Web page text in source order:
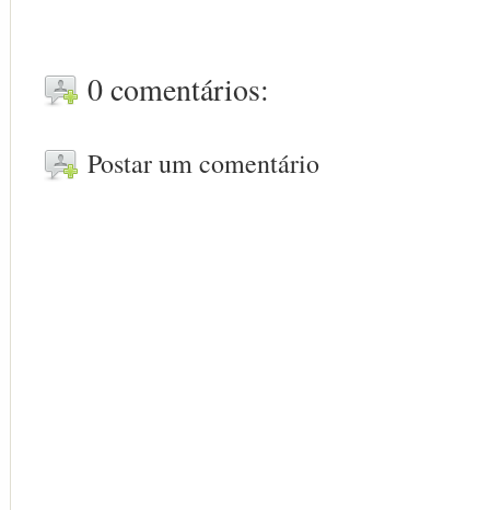
0 comentários:
Postar um comentário